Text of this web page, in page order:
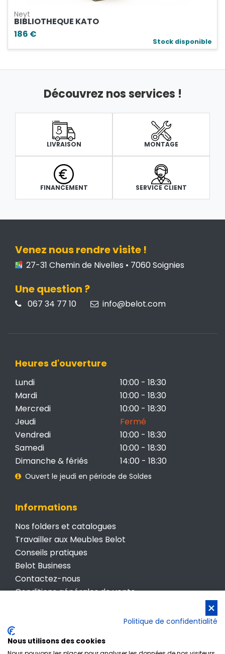
Neyt
BIBLIOTHEQUE KATO
186 €
Stock disponible
Découvrez nos services !
LIVRAISON MONTAGE
FINANCEMENT SERVICE CLIENT
Venez nous rendre visite !
27-31 Chemin de Nivelles • 7060 Soignies
Une question ?
067 34 77 10 info@belot.com
Heures d'ouverture
Lundi
10:00 - 18:30
Mardi
10:00 - 18:30
Mercredi
10:00 - 18:30
Jeudi
Fermé
Vendredi
10:00 - 18:30
Samedi
10:00 - 18:30
Dimanche & fériés
14:00 - 18:30
Ouvert le jeudi en période de Soldes
Informations
Nos folders et catalogues
Travailler aux Meubles Belot
Conseils pratiques
Belot Business
Contactez-nous
Conditions générales de vente
Politique de confidentialité
Nous utilisons des cookies